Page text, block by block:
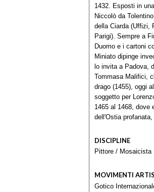
1432. Esposti in
Niccolò da
della Ciarda (Uffizi,
Parigi). Sempre a
Duomo e i cartoni
Miniato dipinge
lo invita a Padova,
Tommasa Malifici,
drago (1455), oggi
soggetto per
1465 al 1468, dove
dell'Ostia
DISCIPLINE
Pittore / Mosaicista
MOVIMENTI
Gotico